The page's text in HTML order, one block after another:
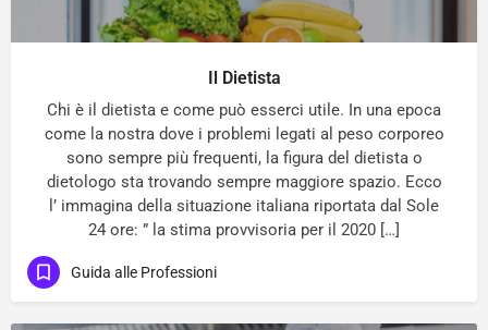
Il Dietista
Chi è il dietista e come può esserci utile. In una epoca
come la nostra dove i problemi legati al peso corporeo
sono sempre più frequenti, la figura del dietista o
dietologo sta trovando sempre maggiore spazio. Ecco
l’ immagina della situazione italiana riportata dal Sole
24 ore: ” la stima provvisoria per il 2020 […]
Guida alle Professioni